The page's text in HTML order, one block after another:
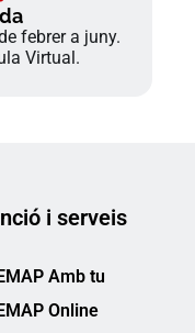
febrer a juny.
Virtual.
i serveis
Amb tu
Online